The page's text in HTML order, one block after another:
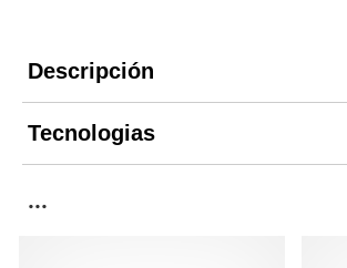
Descripción
Tecnologias
...